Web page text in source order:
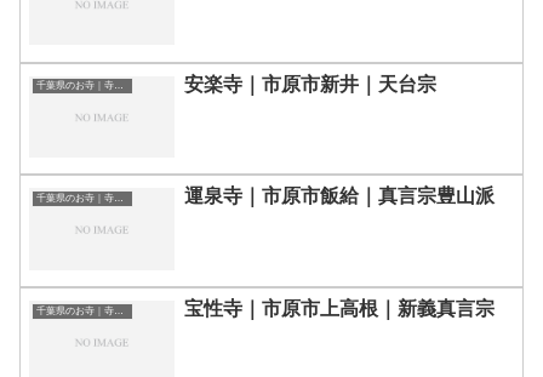
千葉県のお寺｜寺院一覧 安楽寺｜市原市新井｜天台宗
千葉県のお寺｜寺院一覧 運泉寺｜市原市飯給｜真言宗豊山派
千葉県のお寺｜寺院一覧 宝性寺｜市原市上高根｜新義真言宗